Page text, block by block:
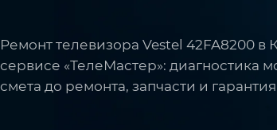
Ремонт телевизора Vestel 42FA8200 в
сервисе «ТелеМастер»: диагностика
смета до ремонта, запчасти и